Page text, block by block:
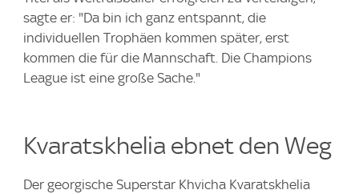
sagte er: "Da bin ich ganz entspannt, die
individuellen Trophäen kommen später, erst
kommen die für die Mannschaft. Die Champions
League ist eine große Sache."
Kvaratskhelia ebnet den Weg
Der georgische Superstar Khvicha Kvaratskhelia